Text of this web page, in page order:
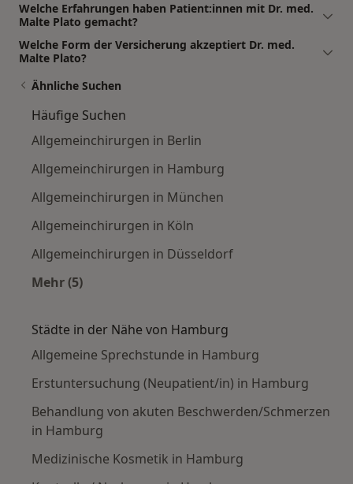
Welche Erfahrungen haben Patient:innen mit Dr. med.
Malte Plato gemacht?
Welche Form der Versicherung akzeptiert Dr. med.
Malte Plato?
Ähnliche Suchen
Häufige Suchen
Allgemeinchirurgen in Berlin
Allgemeinchirurgen in Hamburg
Allgemeinchirurgen in München
Allgemeinchirurgen in Köln
Allgemeinchirurgen in Düsseldorf
Mehr (5)
Städte in der Nähe von Hamburg
Allgemeine Sprechstunde in Hamburg
Erstuntersuchung (Neupatient/in) in Hamburg
Behandlung von akuten Beschwerden/Schmerzen
in Hamburg
Medizinische Kosmetik in Hamburg